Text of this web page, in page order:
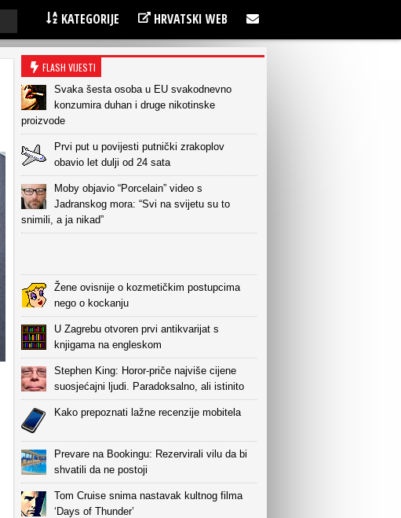
KATEGORIJE HRVATSKI WEB
FLASH VIJESTI
Svaka šesta osoba u EU svakodnevno
konzumira duhan i druge nikotinske
proizvode
Prvi put u povijesti putnički zrakoplov
obavio let dulji od 24 sata
Moby objavio “Porcelain” video s
Jadranskog mora: “Svi na svijetu su to
snimili, a ja nikad”
Žene ovisnije o kozmetičkim postupcima
nego o kockanju
U Zagrebu otvoren prvi antikvarijat s
knjigama na engleskom
Stephen King: Horor-priče najviše cijene
suosjećajni ljudi. Paradoksalno, ali istinito
Kako prepoznati lažne recenzije mobitela
Prevare na Bookingu: Rezervirali vilu da bi
shvatili da ne postoji
Tom Cruise snima nastavak kultnog filma
‘Days of Thunder’